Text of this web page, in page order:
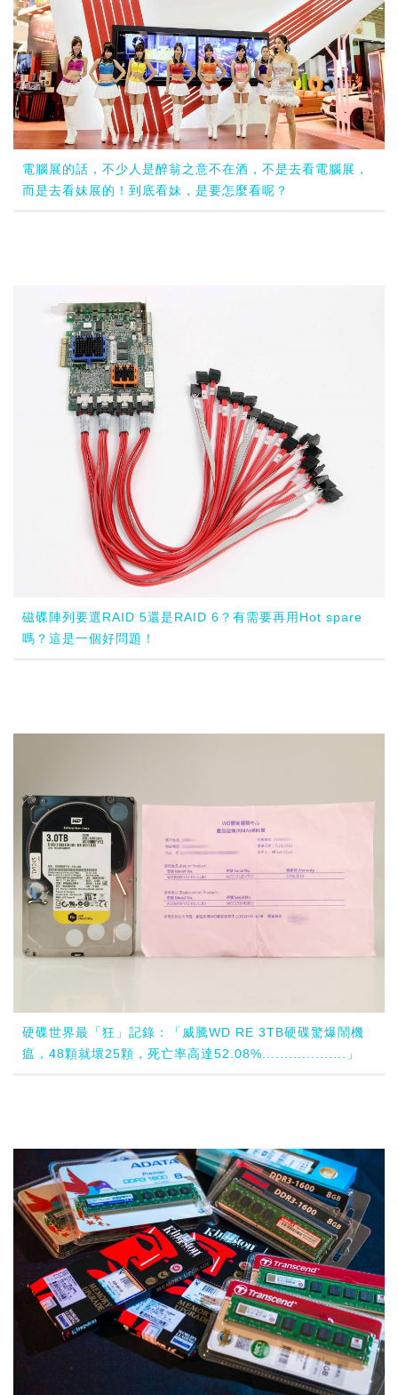
電腦展的話，不少人是醉翁之意不在酒，不是去看電腦展，
而是去看妹展的！到底看妹，是要怎麼看呢？
磁碟陣列要選RAID 5還是RAID 6？有需要再用Hot spare
嗎？這是一個好問題！
硬碟世界最「狂」記錄：「威騰WD RE 3TB硬碟驚爆鬧機
瘟，48顆就壞25顆，死亡率高達52.08%...................」